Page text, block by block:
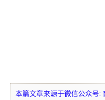
本篇文章来源于微信公众号: